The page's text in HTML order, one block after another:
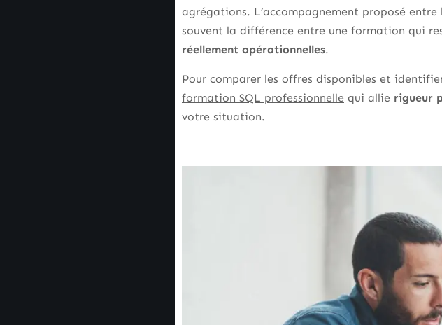
agrégations. L’accompagnement proposé
souvent la différence entre une formation qui
réellement opérationnelles.
Pour comparer les offres disponibles et
formation SQL professionnelle qui allie rigueur
votre situation.